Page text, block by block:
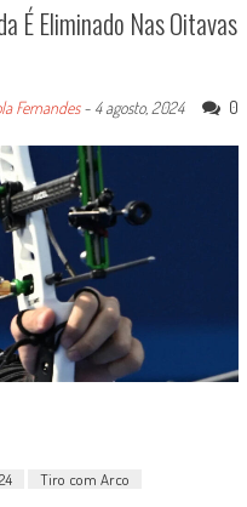
É Eliminado Nas Oitavas
Fernandes- 4 agosto, 2024 0
Tiro com Arco